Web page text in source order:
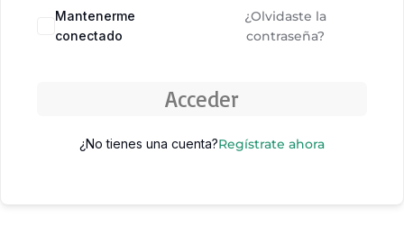
Mantenerme
conectado
¿Olvidaste la
contraseña?
Acceder
¿No tienes una cuenta?Regístrate ahora